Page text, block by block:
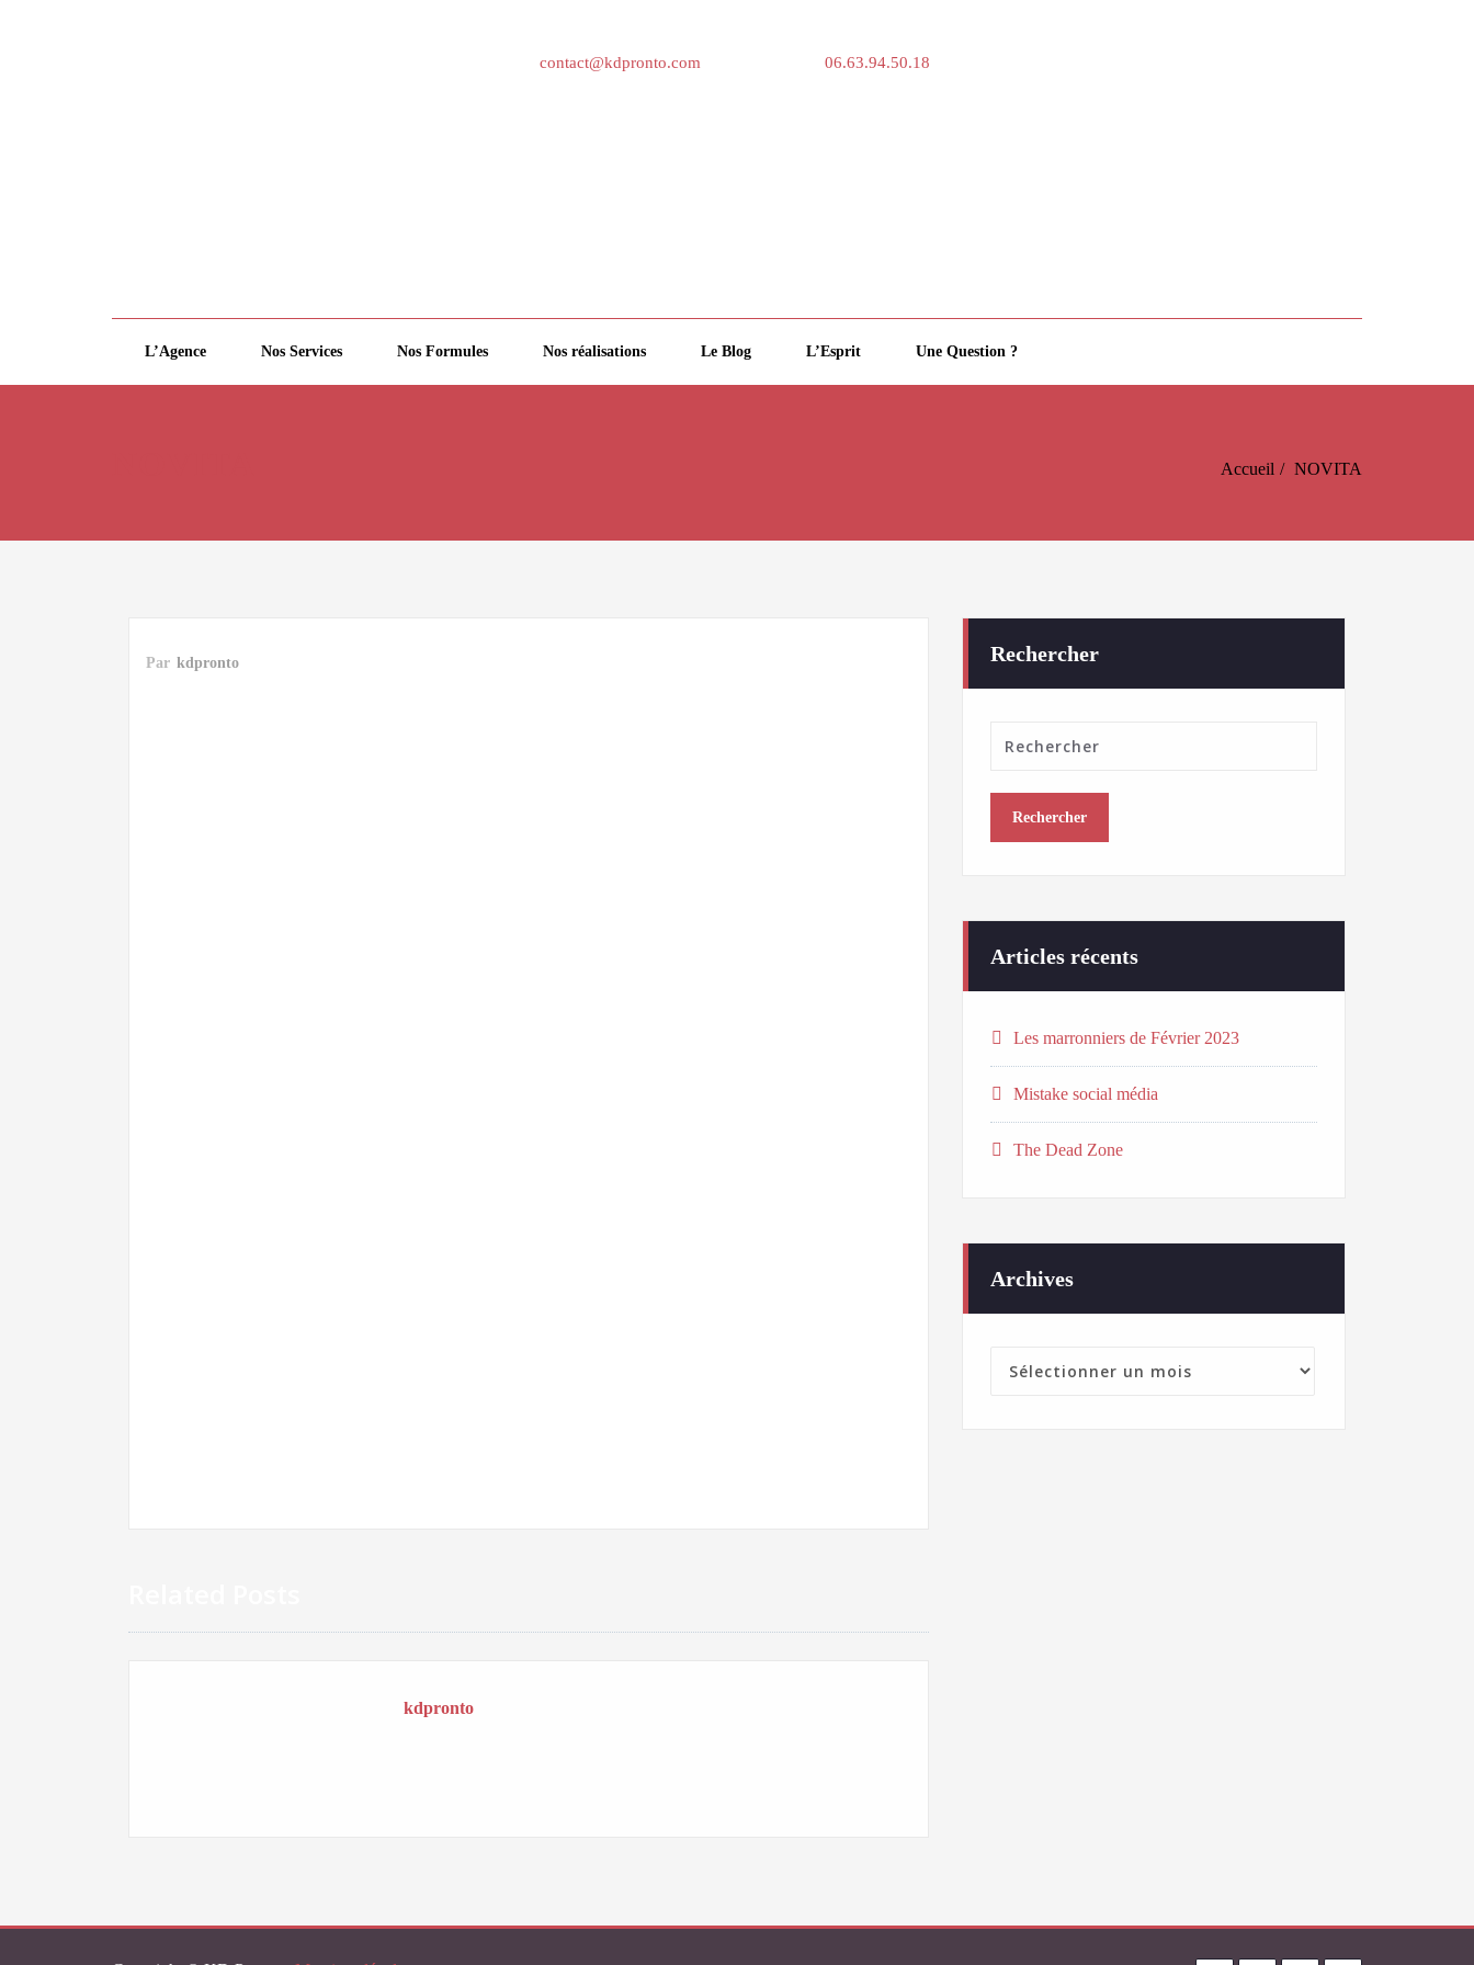
contact@kdpronto.com 06.63.94.50.18
L’Agence Nos Services Nos Formules Nos réalisations Le Blog L’Esprit Une Question ?
Accueil NOVITA
Par kdpronto
kdpronto
Rechercher
Articles récents
Les marronniers de Février 2023
Mistake social média
The Dead Zone
Archives